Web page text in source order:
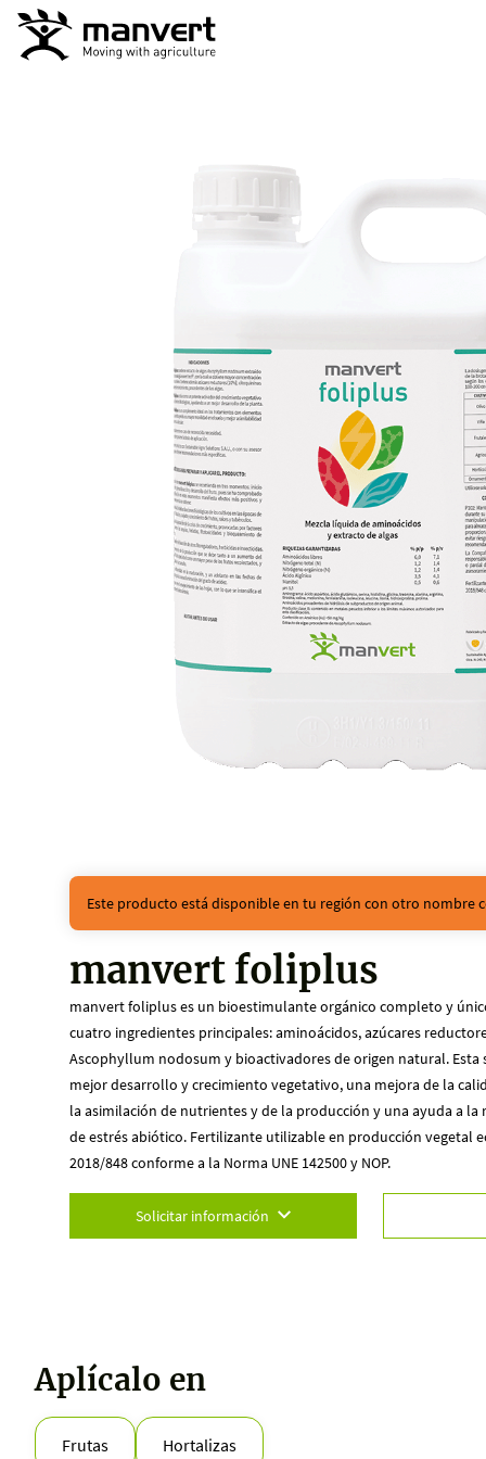
Este producto está disponible en tu región con otro nombre
manvert foliplus
manvert foliplus es un bioestimulante orgánico completo y
cuatro ingredientes principales: aminoácidos, azúcares
Ascophyllum nodosum y bioactivadores de origen natural. Esta
mejor desarrollo y crecimiento vegetativo, una mejora de la
la asimilación de nutrientes y de la producción y una ayuda a
de estrés abiótico. Fertilizante utilizable en producción vegetal
2018/848 conforme a la Norma UNE 142500 y NOP.
Solicitar información
Aplícalo en
Frutas Hortalizas